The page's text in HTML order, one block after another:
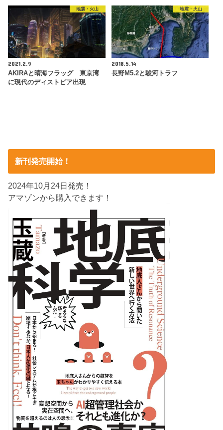
地震・火山
2021.2.9
AKIRAと晴海フラッグ 東京湾
に現代のディストピア出現
地震・火山
2018.5.14
長野M5.2と駿河トラフ
新刊発売開始！
2024年10月24日発売！
アマゾンから購入できます！